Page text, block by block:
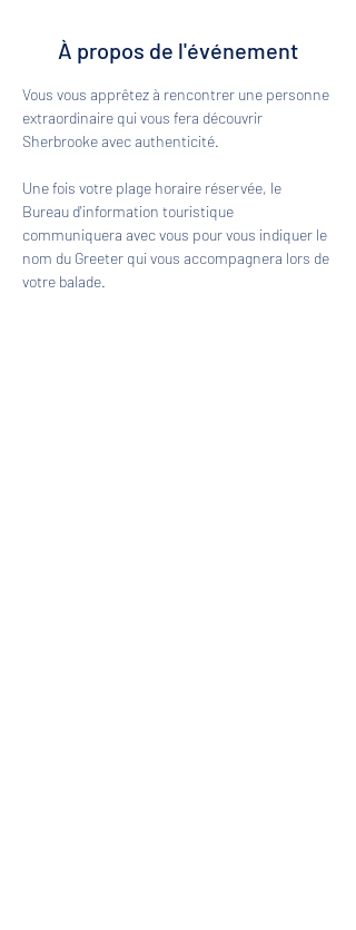
À propos de l'événement
Vous vous apprêtez à rencontrer une personne
extraordinaire qui vous fera découvrir
Sherbrooke avec authenticité.
Une fois votre plage horaire réservée, le
Bureau d'information touristique
communiquera avec vous pour vous indiquer le
nom du Greeter qui vous accompagnera lors de
votre balade.